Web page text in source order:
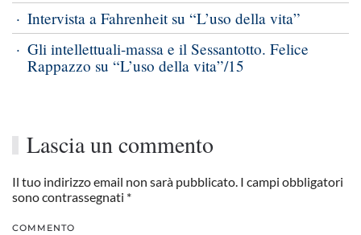
Intervista a Fahrenheit su “L’uso della vita”
Gli intellettuali-massa e il Sessantotto. Felice
Rappazzo su “L’uso della vita”/15
Lascia un commento
Il tuo indirizzo email non sarà pubblicato. I campi obbligatori
sono contrassegnati *
COMMENTO